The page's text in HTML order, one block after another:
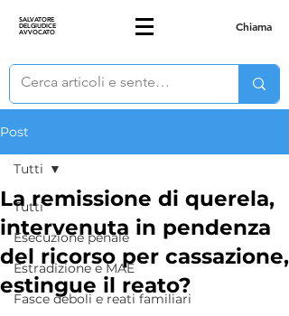
SALVATORE
DELGIUDICE
AVVOCATO Chiama
Post
Tutti
Esecuzione penale
Estradizione e MAE
Fasce deboli e reati familiari
Tutti
La remissione di querela,
intervenuta in pendenza
del ricorso per cassazione,
estingue il reato?